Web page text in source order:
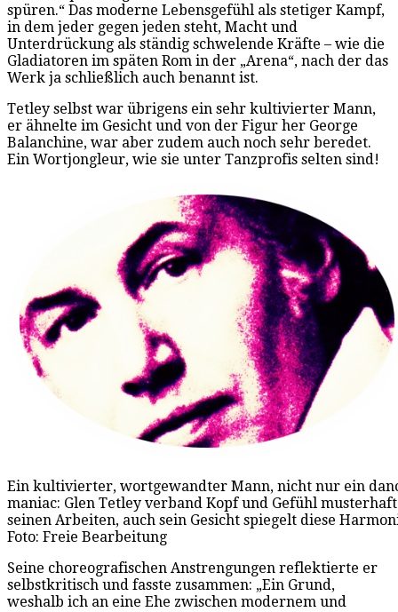
spüren.“ Das moderne Lebensgefühl als stetiger Kampf,
in dem jeder gegen jeden steht, Macht und
Unterdrückung als ständig schwelende Kräfte – wie die
Gladiatoren im späten Rom in der „Arena“, nach der das
Werk ja schließlich auch benannt ist.
Tetley selbst war übrigens ein sehr kultivierter Mann,
er ähnelte im Gesicht und von der Figur her George
Balanchine, war aber zudem auch noch sehr beredet.
Ein Wortjongleur, wie sie unter Tanzprofis selten sind!
Ein kultivierter, wortgewandter Mann, nicht nur ein
maniac: Glen Tetley verband Kopf und Gefühl
seinen Arbeiten, auch sein Gesicht spiegelt diese
Foto: Freie Bearbeitung
Seine choreografischen Anstrengungen reflektierte er
selbstkritisch und fasste zusammen: „Ein Grund,
weshalb ich an eine Ehe zwischen modernem und